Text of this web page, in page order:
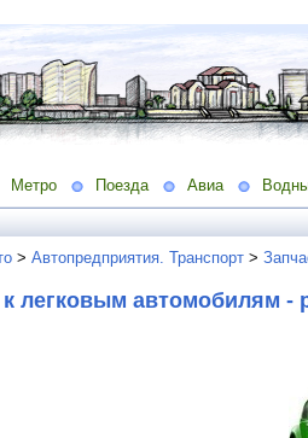
Метро Поезда Авиа
> Автопредприятия. Транспорт >
к легковым автомобилям -